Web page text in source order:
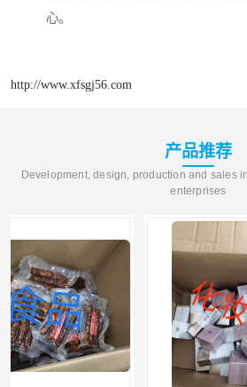
心。
http://www.xfsgj56.com
产品推荐
Development, design, production and sales
enterprises